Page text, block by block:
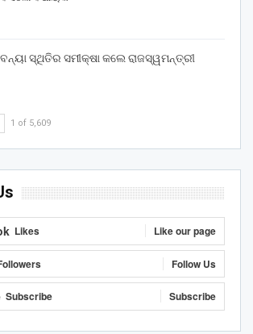
ବନ୍ୟା ସ୍ଥିତିର ସମୀକ୍ଷା କଲେ ରାଜସ୍ୱମନ୍ତ୍ରୀ
1 of 5,609
Likes Like our page
Follow Us
Subscribe Subscribe